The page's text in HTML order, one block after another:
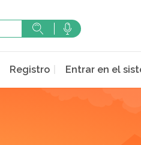
Registro Entrar en el